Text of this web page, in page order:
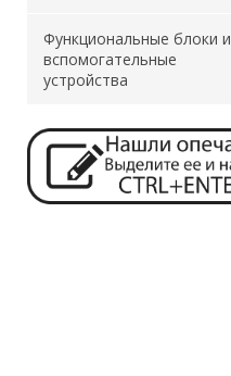
Функциональные блоки и
вспомогательные
устройства